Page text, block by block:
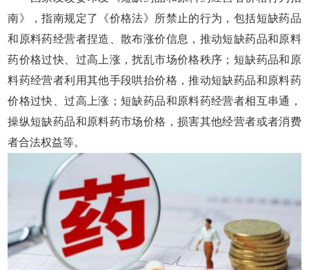
南》，指南规定了《价格法》所禁止的行为，包括短缺药品
和原料药经营者捏造、散布涨价信息，推动短缺药品和原料
药价格过快、过高上涨，扰乱市场价格秩序；短缺药品和原
料药经营者利用其他手段哄抬价格，推动短缺药品和原料药
价格过快、过高上涨；短缺药品和原料药经营者相互串通，
操纵短缺药品和原料药市场价格，损害其他经营者或者消费
者合法权益等。